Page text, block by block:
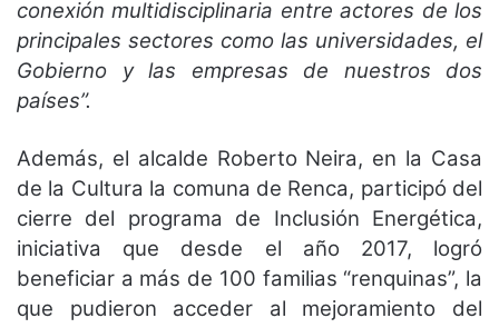
conexión multidisciplinaria entre actores de los
principales sectores como las universidades, el
Gobierno y las empresas de nuestros dos
países”.
Además, el alcalde Roberto Neira, en la Casa
de la Cultura la comuna de Renca, participó del
cierre del programa de Inclusión Energética,
iniciativa que desde el año 2017, logró
beneficiar a más de 100 familias “renquinas”, la
que pudieron acceder al mejoramiento del